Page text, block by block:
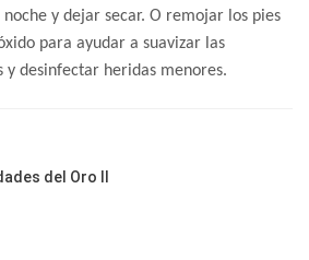
noche y dejar secar. O remojar los pies
para ayudar a suavizar las
y desinfectar heridas menores.
del Oro II